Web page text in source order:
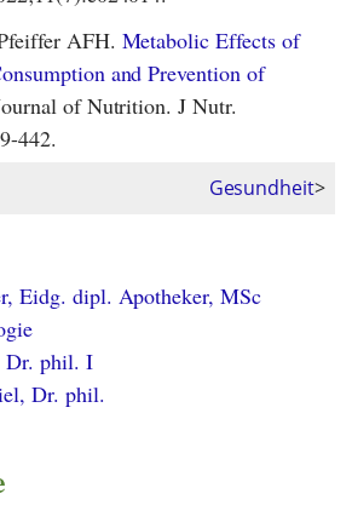
AFH. Metabolic Effects of
and Prevention of
of Nutrition. J Nutr.
442.
Gesundheit>
Eidg. dipl. Apotheker, MSc
Dr. phil. I
Dr. phil.